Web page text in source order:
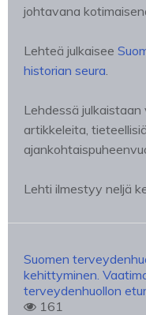
johtavana
Lehteä julkaisee
historian seura.
Lehdessä
artikkeleita,
Lehti ilmestyy neljä
Suomen
kehittyminen.
terveydenhuollon
161